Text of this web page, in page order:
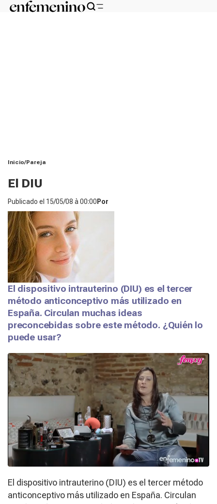
Inicio Pareja
El DIU
Publicado el 15/05/08 à 00:00 Por
El dispositivo intrauterino (DIU) es el tercer
método anticonceptivo más utilizado en
España. Circulan muchas ideas
preconcebidas sobre este método. ¿Quién lo
puede usar?
El dispositivo intrauterino (DIU) es el tercer método
anticonceptivo más utilizado en España. Circulan